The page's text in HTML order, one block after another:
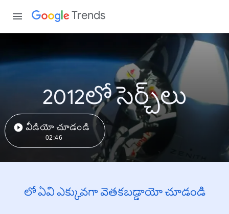
Trends
2012లో సెర్చ్‌లు
వీడియో చూడండి
02:46
లో ఏవి ఎక్కువగా వెతకబడ్డాయో చూడండి